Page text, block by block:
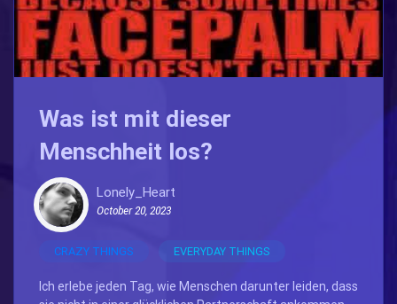
Was ist mit dieser
Menschheit los?
Lonely_Heart
October 20, 2023
CRAZY THINGS EVERYDAY THINGS
Ich erlebe jeden Tag, wie Menschen darunter leiden, dass